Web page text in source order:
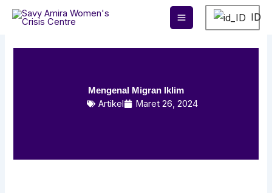
Lewati
ID
Mengenal Migran Iklim
Artikel Maret 26, 2024